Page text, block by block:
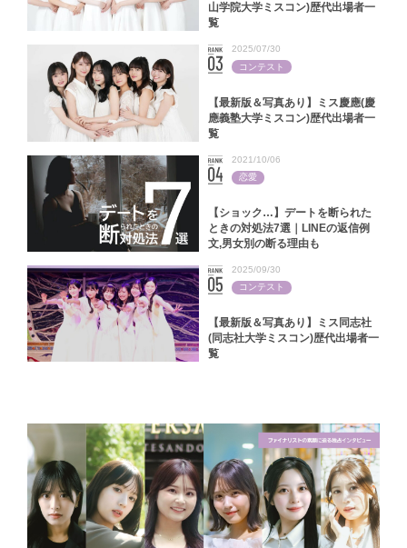
山学院大学ミスコン)歴代出場者一
覧
【最新版＆写真あり】ミス慶應(慶
應義塾大学ミスコン)歴代出場者一
覧
2025/07/30
コンテスト
【ショック…】デートを断られた
ときの対処法7選｜LINEの返信例
文,男女別の断る理由も
2021/10/06
恋愛
【最新版＆写真あり】ミス同志社
(同志社大学ミスコン)歴代出場者一
覧
2025/09/30
コンテスト